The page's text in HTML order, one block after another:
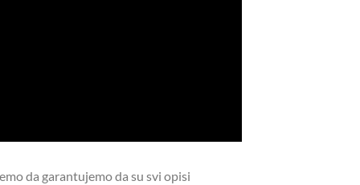
da garantujemo da su svi opisi